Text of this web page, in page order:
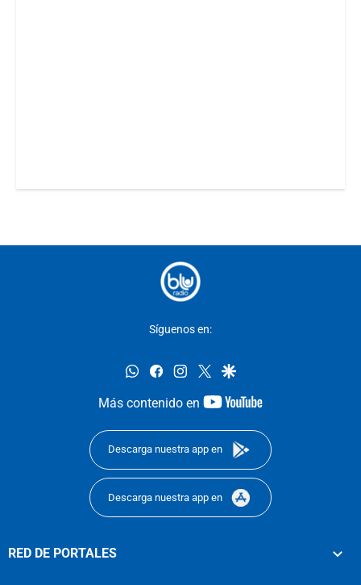
Síguenos en:
whatsappfacebookinstagram
twittergoogle
Más contenido en
youtube-
Descarga nuestra app en
Descarga nuestra app en
RED DE PORTALES